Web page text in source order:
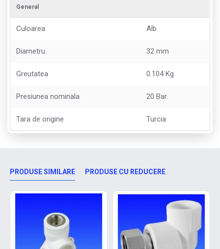
General
Culoarea Alb
Diametru 32 mm
Greutatea 0.104 Kg
Presiunea nominala 20 Bar.
Tara de origine Turcia
PRODUSE SIMILARE PRODUSE CU REDUCERE